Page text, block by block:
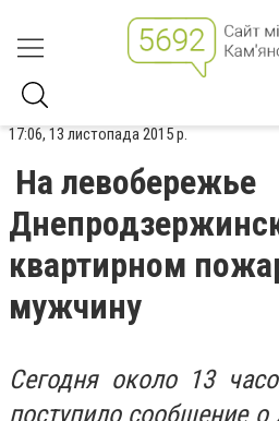
17:06, 13 листопада 2015 р.
На левобережье
квартирном
мужчину
Сегодня около 13
поступило сообщение